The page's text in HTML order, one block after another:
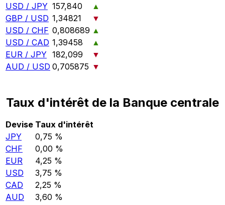
USD / JPY 157,840
▲
GBP / USD 1,34821
▼
USD / CHF 0,808689 ▲
USD / CAD 1,39458
▲
EUR / JPY 182,099
▼
AUD / USD 0,705875 ▼
Taux d'intérêt de la Banque centrale
Devise Taux d'intérêt
JPY
0,75 %
CHF
0,00 %
EUR
4,25 %
USD
3,75 %
CAD
2,25 %
AUD
3,60 %